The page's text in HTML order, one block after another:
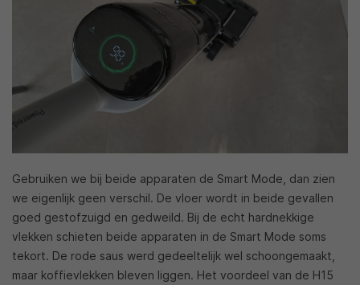
Gebruiken we bij beide apparaten de Smart Mode, dan zien
we eigenlijk geen verschil. De vloer wordt in beide gevallen
goed gestofzuigd en gedweild. Bij de echt hardnekkige
vlekken schieten beide apparaten in de Smart Mode soms
tekort. De rode saus werd gedeeltelijk wel schoongemaakt,
maar koffievlekken bleven liggen. Het voordeel van de H15